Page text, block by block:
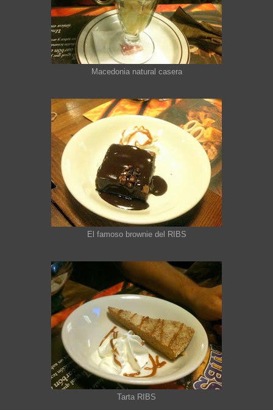
Macedonia natural casera
El famoso brownie del RIBS
Tarta RIBS